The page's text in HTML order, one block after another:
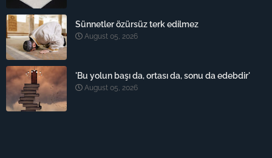
Sünnetler özürsüz terk edilmez
August 05, 2026
'Bu yolun başı da, ortası da, sonu da edebdir'
August 05, 2026